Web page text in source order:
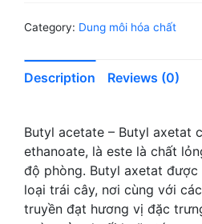
Category: Dung môi hóa chất
Description Reviews (0)
Butyl acetate – Butyl axetat
ethanoate, là este là chất
độ phòng. Butyl axetat
loại trái cây, nơi cùng với
truyền đạt hương vị đặc